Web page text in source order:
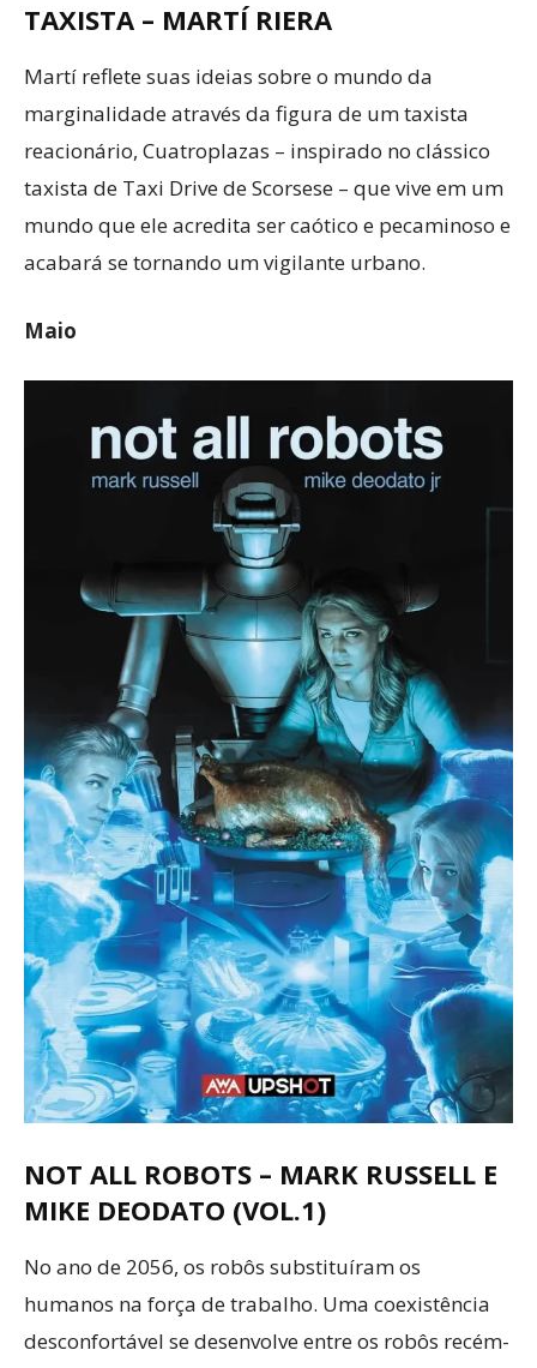
TAXISTA – MARTÍ RIERA
Martí reflete suas ideias sobre o mundo da
marginalidade através da figura de um taxista
reacionário, Cuatroplazas – inspirado no clássico
taxista de Taxi Drive de Scorsese – que vive em um
mundo que ele acredita ser caótico e pecaminoso e
acabará se tornando um vigilante urbano.
Maio
NOT ALL ROBOTS – MARK RUSSELL E
MIKE DEODATO (VOL.1)
No ano de 2056, os robôs substituíram os
humanos na força de trabalho. Uma coexistência
desconfortável se desenvolve entre os robôs recém-